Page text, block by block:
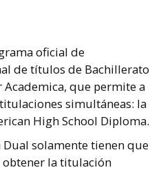
oficial de
de títulos de Bachillerato
que permite a
simultáneas: la
High School Diploma.
solamente tienen que
obtener la titulación